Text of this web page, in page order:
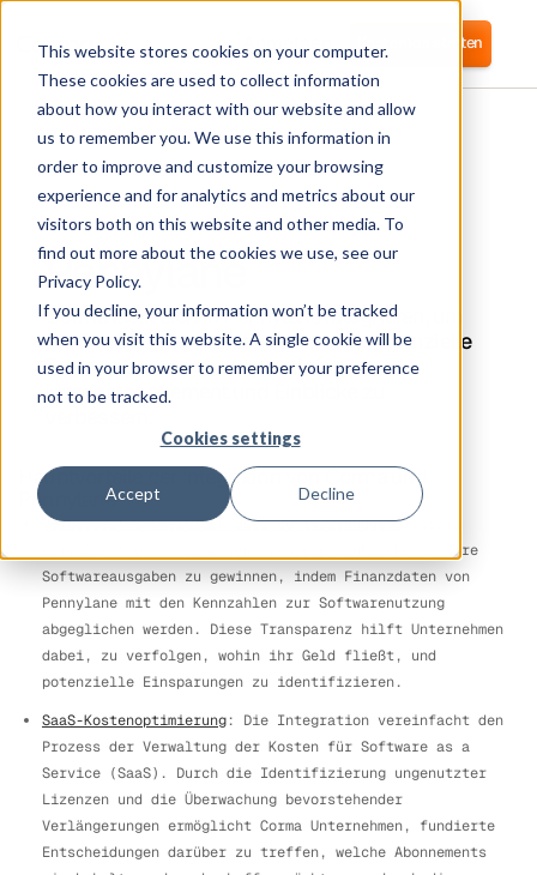
This website stores cookies on your computer.
These cookies are used to collect information
about how you interact with our website and allow
us to remember you. We use this information in
order to improve and customize your browsing
experience and for analytics and metrics about our
visitors both on this website and other media. To
find out more about the cookies we use, see our
Privacy Policy.
If you decline, your information won’t be tracked
when you visit this website. A single cookie will be
used in your browser to remember your preference
not to be tracked.
Cookies settings
Accept Decline
Anmelden Kostenlos starten
Pennylane
Corma lässt sich in Pennylane integrieren, um
die SaaS-Kosten zu senken und die finanzielle
Transparenz durch automatisiertes
Lizenzmanagement und Einblicke zu
Hauptvorteile der Integration von Corma und
Pennylane
Verbesserter Überblick über Softwarebudgets: Corma
ermöglicht es Unternehmen, bessere Einblicke in ihre
Softwareausgaben zu gewinnen, indem Finanzdaten von
Pennylane mit den Kennzahlen zur Softwarenutzung
abgeglichen werden. Diese Transparenz hilft Unternehmen
dabei, zu verfolgen, wohin ihr Geld fließt, und
potenzielle Einsparungen zu identifizieren.
SaaS-Kostenoptimierung: Die Integration vereinfacht den
Prozess der Verwaltung der Kosten für Software as a
Service (SaaS). Durch die Identifizierung ungenutzter
Lizenzen und die Überwachung bevorstehender
Verlängerungen ermöglicht Corma Unternehmen, fundierte
Entscheidungen darüber zu treffen, welche Abonnements